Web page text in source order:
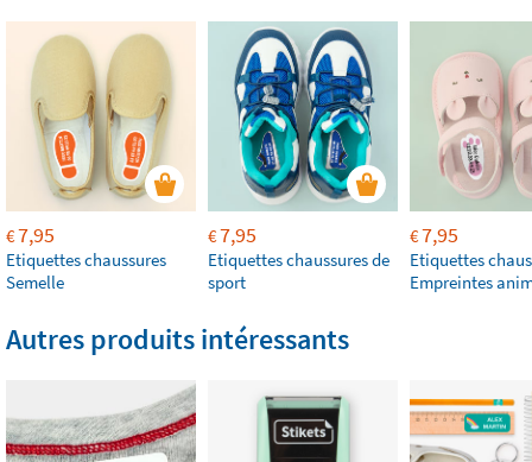
€7,95
Etiquettes chaussures
Semelle
€7,95
Etiquettes chaussures de
sport
€7,95
Etiquettes
Empreintes
Autres produits intéressants